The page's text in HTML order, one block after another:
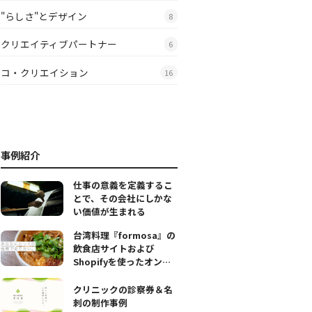
"らしさ"とデザイン 8
クリエイティブパートナー 6
コ・クリエイション 16
事例紹介
仕事の意義を定義するこ
とで、その会社にしかな
い価値が生まれる
台湾料理『formosa』の
飲食店サイトおよび
Shopifyを使ったオンラ
クリニックの診察券＆名
刺の制作事例